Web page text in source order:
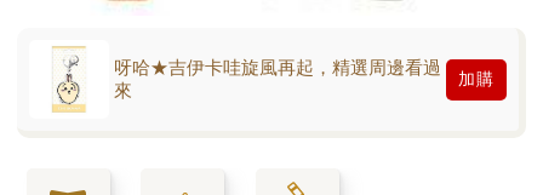
呀哈★吉伊卡哇旋風再起，精選周邊看過
來
加購